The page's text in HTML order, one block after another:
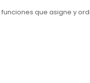
funciones que asigne y